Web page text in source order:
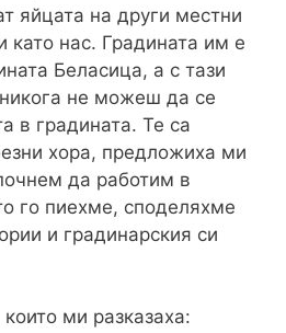
яйцата на други местни
като нас. Градината им е
Беласица, а с тази
никога не можеш да се
в градината. Те са
хора, предложиха ми
да работим в
го пиехме, споделяхме
и градинарския си
ми разказаха: